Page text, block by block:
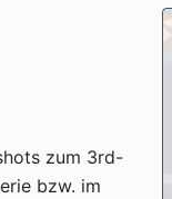
zum 3rd-
bzw. im